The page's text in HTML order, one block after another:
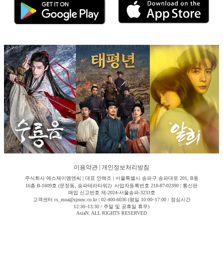
이용약관 개인정보처리방침
주식회사 에스제이엠엔씨 | 대표 안해조 | 서울특별시 송파구 송파대로 201, B동
16층 B-1609호 (문정동, 송파테라타워2) 사업자등록번호 218-87-02390 | 통신판
매업 신고번호 제-2024-서울송파-3233호
고객센터 cs_moa@sjmnc.co.kr | 02-400-6036 (평일 10:00~17:00 / 점심시간
12:30~13:30 / 주말 및 공휴일 휴무)
AsiaN. ALL RIGHTS RESERVED